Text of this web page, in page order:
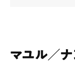
マユル／ナ